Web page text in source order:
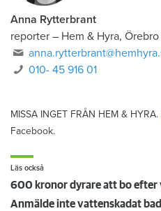
Anna Rytterbrant
reporter – Hem & Hyra, Örebro
010- 45 916 01
MISSA INGET FRÅN HEM & HYRA.
Facebook.
Läs också
600 kronor dyrare att bo efter